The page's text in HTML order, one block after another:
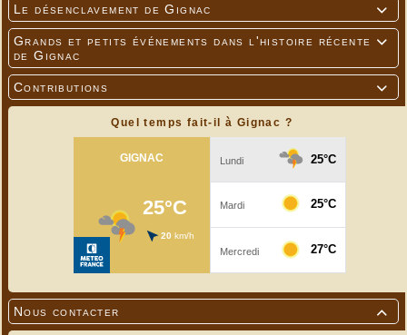

Le désenclavement de Gignac

Grands et petits événements dans l'histoire récente
de Gignac

Contributions
Quel temps fait-il à Gignac ?

Nous contacter
Trop tard. La loi, c'est la loi !!! On ne badine pas
avec l'administration centrale.